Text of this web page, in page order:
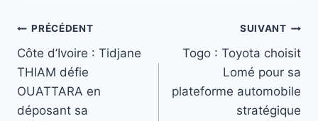
Navigation
de
l’article
PRÉCÉDENT
Côte d’Ivoire : Tidjane
THIAM défie
OUATTARA en
déposant sa
SUIVANT
Togo : Toyota choisit
Lomé pour sa
plateforme automobile
stratégique